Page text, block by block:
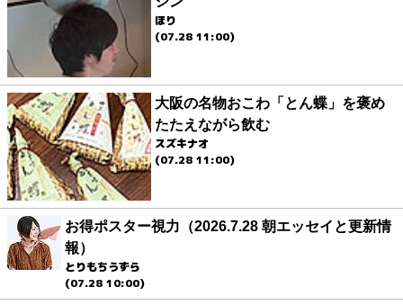
ほり
(07.28 11:00)
大阪の名物おこわ「とん蝶」を褒め
たたえながら飲む
スズキナオ
(07.28 11:00)
お得ポスター視力（2026.7.28 朝エッセイと更新情
報）
とりもちうずら
(07.28 10:00)